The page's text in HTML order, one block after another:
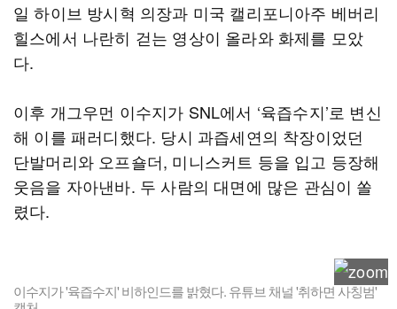
일 하이브 방시혁 의장과 미국 캘리포니아주 베버리
힐스에서 나란히 걷는 영상이 올라와 화제를 모았
다.
이후 개그우먼 이수지가 SNL에서 ‘육즙수지’로 변신
해 이를 패러디했다. 당시 과즙세연의 착장이었던
단발머리와 오프숄더, 미니스커트 등을 입고 등장해
웃음을 자아낸바. 두 사람의 대면에 많은 관심이 쏠
렸다.
이수지가 '육즙수지' 비하인드를 밝혔다. 유튜브 채널 '취하면 사칭범'